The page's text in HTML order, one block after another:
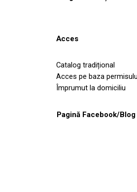
Acces
Catalog tradițional
Acces pe baza
Împrumut la domiciliu
Pagină Facebook/Blog